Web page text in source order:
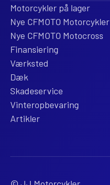
Motorcykler på lager
Nye CFMOTO Motorcykler
Nye CFMOTO Motocross
Finansiering
Værksted
Dæk
Skadeservice
Vinteropbevaring
Artikler